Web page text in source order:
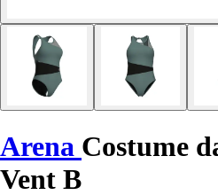
Arena Costume
Vent B